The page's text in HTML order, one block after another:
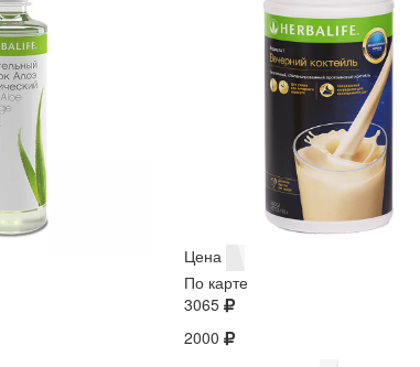
Цена
По карте
3065
2000